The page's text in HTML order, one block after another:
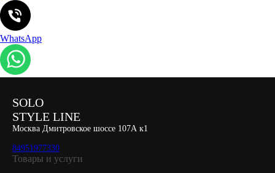
WhatsApp
SOLO
STYLE LINE
Москва Дмитровское шоссе 107А к1
84951977330
Товары и услуги